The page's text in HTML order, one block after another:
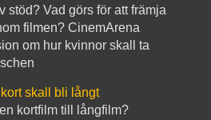
stöd? Vad görs för att främja
filmen? CinemArena
om hur kvinnor skall ta
skall bli långt
kortfilm till långfilm?